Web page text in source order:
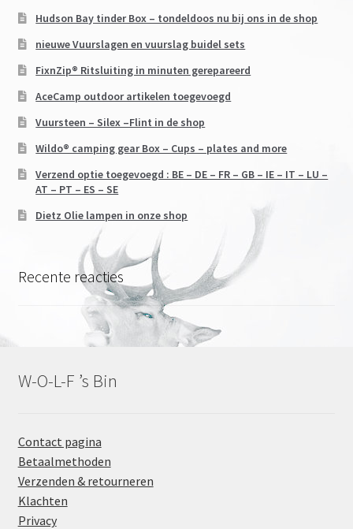
Hudson Bay tinder Box – tondeldoos nu bij ons in de shop
nieuwe Vuurslagen en vuurslag buidel sets
FixnZip® Ritsluiting in minuten gerepareerd
AceCamp outdoor artikelen toegevoegd
Vuursteen – Silex –Flint in de shop
Wildo® camping gear Box – Cups – plates and more
Verzend optie toegevoegd : BE – DE – FR – GB – IE – IT – LU –
AT – PT – ES – SE
Dietz Olie lampen in onze shop
Recente reacties
W-O-L-F ’s Bin
Contact pagina
Betaalmethoden
Verzenden & retourneren
Klachten
Privacy